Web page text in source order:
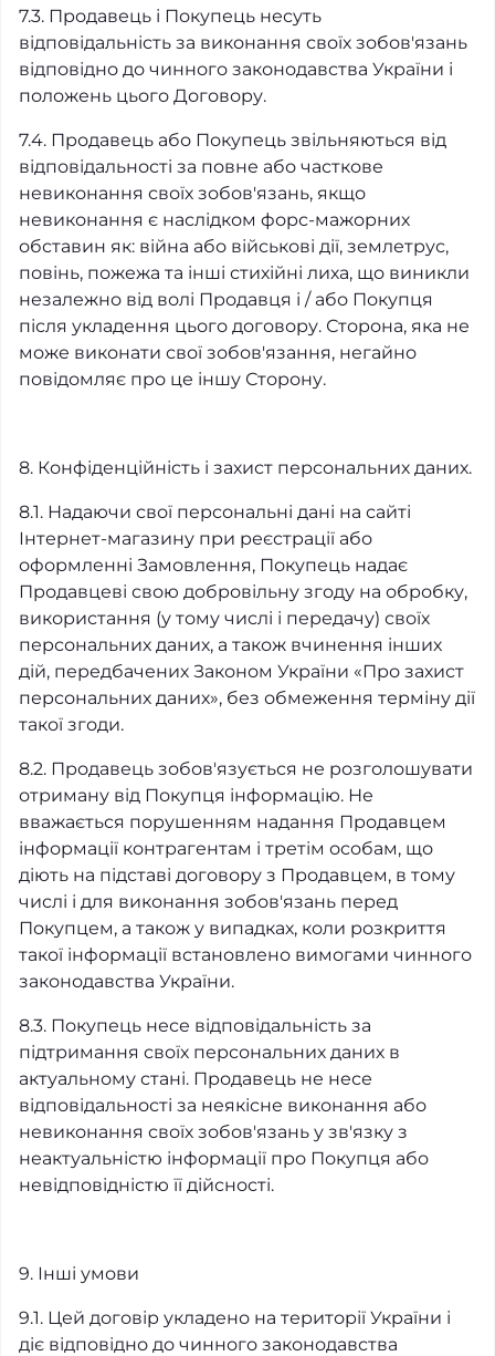
7.3. Продавець і Покупець несуть
відповідальність за виконання своїх зобов'язань
відповідно до чинного законодавства України і
положень цього Договору.
7.4. Продавець або Покупець звільняються від
відповідальності за повне або часткове
невиконання своїх зобов'язань, якщо
невиконання є наслідком форс-мажорних
обставин як: війна або військові дії, землетрус,
повінь, пожежа та інші стихійні лиха, що виникли
незалежно від волі Продавця і / або Покупця
після укладення цього договору. Сторона, яка не
може виконати свої зобов'язання, негайно
повідомляє про це іншу Сторону.
8. Конфіденційність і захист персональних даних.
8.1. Надаючи свої персональні дані на сайті
Інтернет-магазину при реєстрації або
оформленні Замовлення, Покупець надає
Продавцеві свою добровільну згоду на обробку,
використання (у тому числі і передачу) своїх
персональних даних, а також вчинення інших
дій, передбачених Законом України «Про захист
персональних даних», без обмеження терміну дії
такої згоди.
8.2. Продавець зобов'язується не розголошувати
отриману від Покупця інформацію. Не
вважається порушенням надання Продавцем
інформації контрагентам і третім особам, що
діють на підставі договору з Продавцем, в тому
числі і для виконання зобов'язань перед
Покупцем, а також у випадках, коли розкриття
такої інформації встановлено вимогами чинного
законодавства України.
8.3. Покупець несе відповідальність за
підтримання своїх персональних даних в
актуальному стані. Продавець не несе
відповідальності за неякісне виконання або
невиконання своїх зобов'язань у зв'язку з
неактуальністю інформації про Покупця або
невідповідністю її дійсності.
9. Інші умови
9.1. Цей договір укладено на території України і
діє відповідно до чинного законодавства